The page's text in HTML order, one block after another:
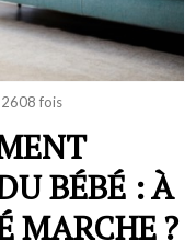
2608 fois
BÉBÉ : À
MARCHE ?